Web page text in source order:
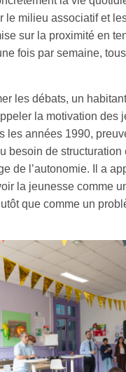
le milieu associatif et
sur la proximité en
fois par semaine,
les débats, un
la motivation des
les années 1990,
besoin de structuration
de l’autonomie. Il a
la jeunesse comme
que comme un